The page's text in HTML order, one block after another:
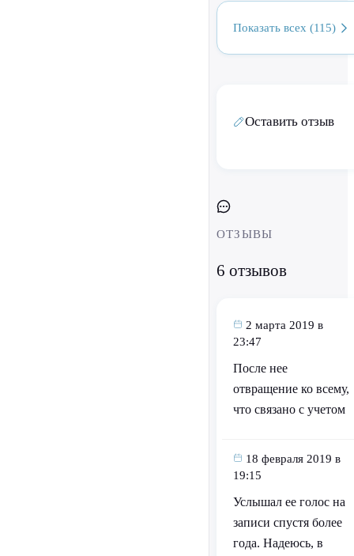
Показать всех (115)
Оставить отзыв
ОТЗЫВЫ
6 отзывов
2 марта 2019 в
23:47
После нее
отвращение ко всему,
что связано с учетом
18 февраля 2019 в
19:15
Услышал ее голос на
записи спустя более
года. Надеюсь, в